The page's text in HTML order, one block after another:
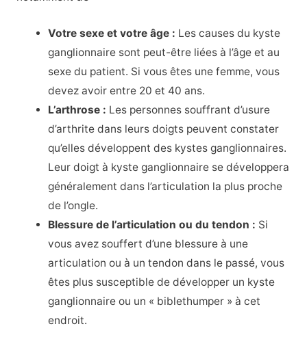
Votre sexe et votre âge : Les causes du kyste
ganglionnaire sont peut-être liées à l’âge et au
sexe du patient. Si vous êtes une femme, vous
devez avoir entre 20 et 40 ans.
L’arthrose : Les personnes souffrant d’usure
d’arthrite dans leurs doigts peuvent constater
qu’elles développent des kystes ganglionnaires.
Leur doigt à kyste ganglionnaire se développera
généralement dans l’articulation la plus proche
de l’ongle.
Blessure de l’articulation ou du tendon : Si
vous avez souffert d’une blessure à une
articulation ou à un tendon dans le passé, vous
êtes plus susceptible de développer un kyste
ganglionnaire ou un « biblethumper » à cet
endroit.